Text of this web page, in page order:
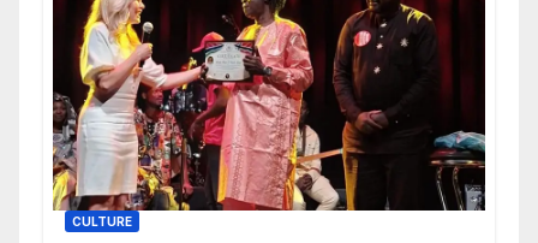
CULTURE